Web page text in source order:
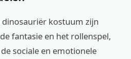
dinosauriër kostuum zijn
fantasie en het rollenspel,
sociale en emotionele